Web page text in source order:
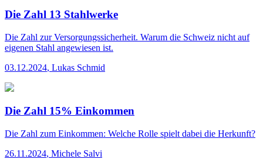
Die Zahl 13 Stahlwerke
Die Zahl zur Versorgungssicherheit. Warum die Schweiz nicht auf
eigenen Stahl angewiesen ist.
03.12.2024, Lukas Schmid
Die Zahl 15% Einkommen
Die Zahl zum Einkommen: Welche Rolle spielt dabei die Herkunft?
26.11.2024, Michele Salvi